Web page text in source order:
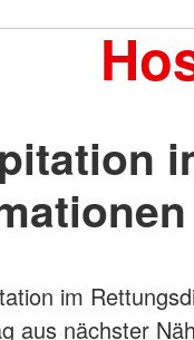
Leitbild
im
aus nächster